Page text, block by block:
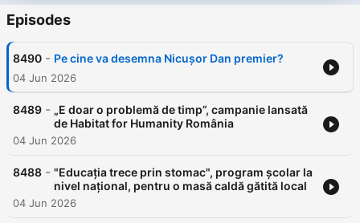
Episodes
8490 - Pe cine va desemna Nicușor Dan premier?
04 Jun 2026
8489 - „E doar o problemă de timp”, campanie lansată
de Habitat for Humanity România
04 Jun 2026
8488 - "Educația trece prin stomac", program școlar la
nivel național, pentru o masă caldă gătită local
04 Jun 2026